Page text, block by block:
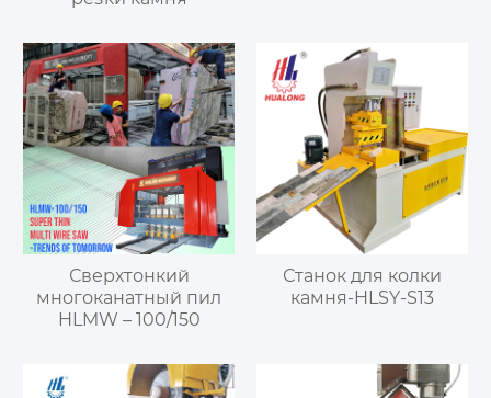
Сверхтонкий
многоканатный пил
HLMW – 100/150
Станок для колки
камня-HLSY-S13